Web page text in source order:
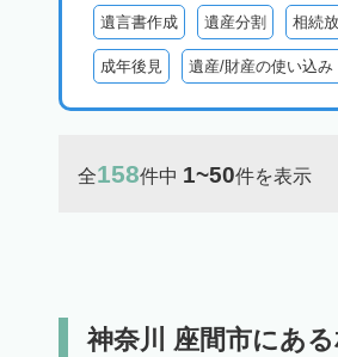
遺言書作成 遺産分割 相続
成年後見 遺産/財産の使い込み
全158件中 1~50件を表示
神奈川 座間市にあ